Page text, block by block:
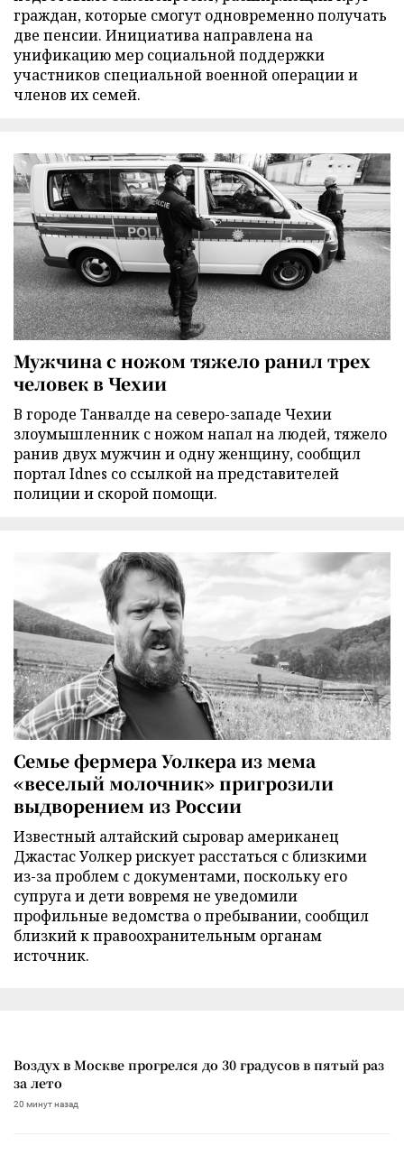
граждан, которые смогут одновременно получать
две пенсии. Инициатива направлена на
унификацию мер социальной поддержки
участников специальной военной операции и
членов их семей.
Мужчина с ножом тяжело ранил трех
человек в Чехии
В городе Танвалде на северо-западе Чехии
злоумышленник с ножом напал на людей, тяжело
ранив двух мужчин и одну женщину, сообщил
портал Idnes со ссылкой на представителей
полиции и скорой помощи.
Семье фермера Уолкера из мема
«веселый молочник» пригрозили
выдворением из России
Известный алтайский сыровар американец
Джастас Уолкер рискует расстаться с близкими
из-за проблем с документами, поскольку его
супруга и дети вовремя не уведомили
профильные ведомства о пребывании, сообщил
близкий к правоохранительным органам
источник.
Воздух в Москве прогрелся до 30 градусов в пятый раз
за лето
20 минут назад